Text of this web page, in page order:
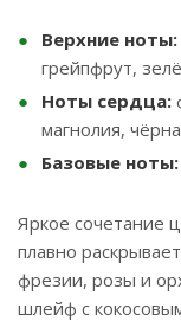
Верхние ноты:
грейпфрут,
Ноты сердца:
магнолия,
Базовые ноты:
Яркое сочетание
плавно
фрезии, розы и
шлейф с